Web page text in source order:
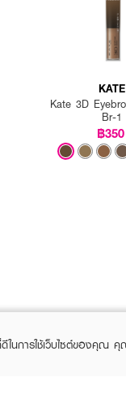
KATE
Kate 3D
Br-1
฿350
นการใช้เว็บไซต์ของคุณ คุ